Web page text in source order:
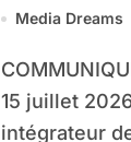
Media Dreams
COMMUNIQUÉ DE PRESSE Paris, le mercredi
15 juillet
intégrateur